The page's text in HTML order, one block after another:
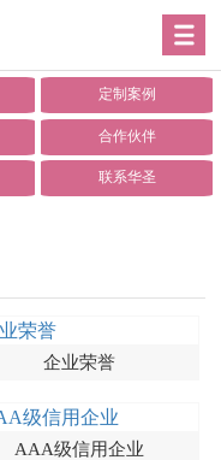
定制案例
合作伙伴
联系华圣
企业荣誉
AAA级信用企业